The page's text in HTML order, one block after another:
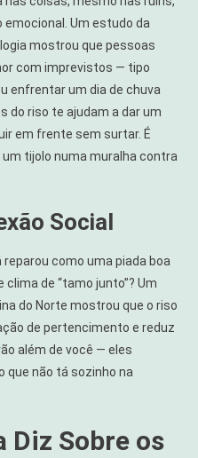
Um estudo da
mostrou que pessoas
com imprevistos — tipo
enfrentar um dia de chuva
do riso te ajudam a dar um
em frente sem surtar. É
tijolo numa muralha contra
Social
como uma piada boa
de “tamo junto”? Um
do Norte mostrou que o riso
de pertencimento e reduz
além de você — eles
não tá sozinho na
Diz Sobre os